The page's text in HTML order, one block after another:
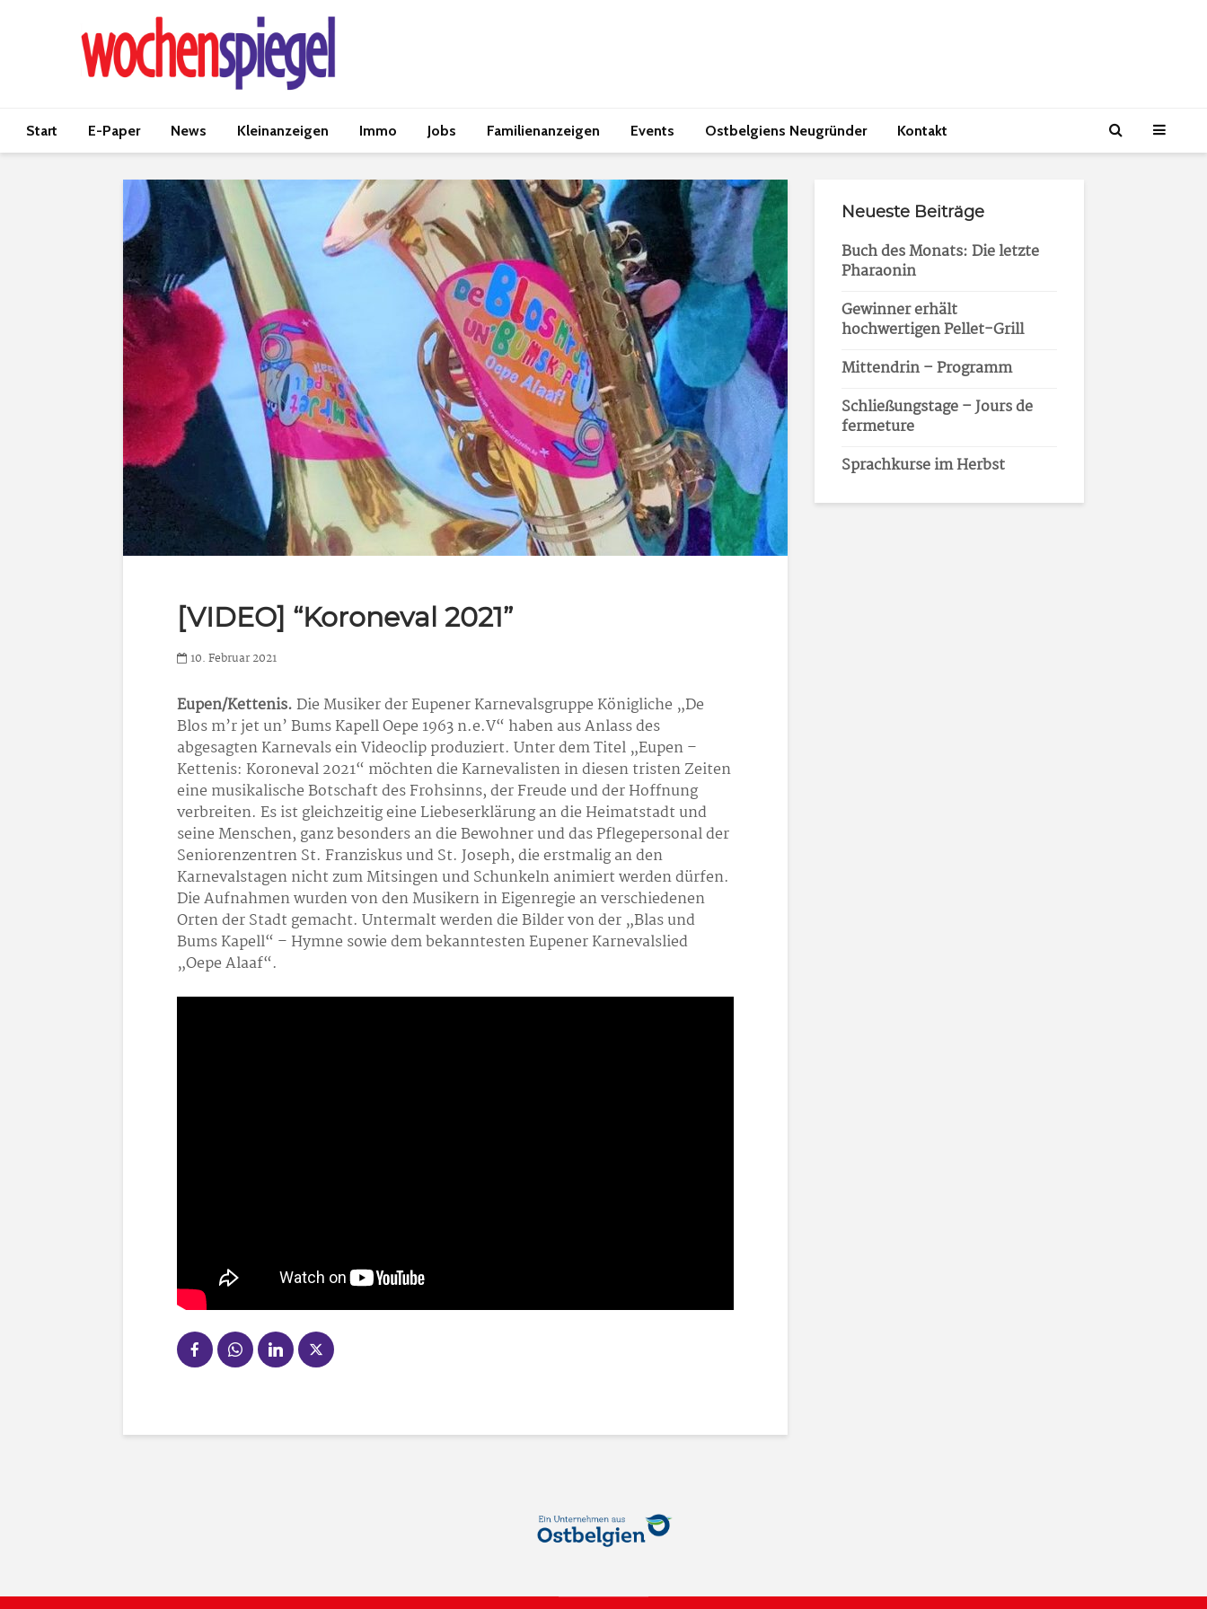
Start E-Paper News Kleinanzeigen Immo Jobs Familienanzeigen Events Ostbelgiens Neugründer Kontakt
[VIDEO] “Koroneval 2021”
10. Februar 2021
Eupen/Kettenis.Die Musiker der Eupener Karnevalsgruppe Königliche „De
Blos m’r jet un’ Bums Kapell Oepe 1963 n.e.V“ haben aus Anlass des
abgesagten Karnevals ein Videoclip produziert. Unter dem Titel „Eupen –
Kettenis: Koroneval 2021“ möchten die Karnevalisten in diesen tristen Zeiten
eine musikalische Botschaft des Frohsinns, der Freude und der Hoffnung
verbreiten. Es ist gleichzeitig eine Liebeserklärung an die Heimatstadt und
seine Menschen, ganz besonders an die Bewohner und das Pflegepersonal der
Seniorenzentren St. Franziskus und St. Joseph, die erstmalig an den
Karnevalstagen nicht zum Mitsingen und Schunkeln animiert werden dürfen.
Die Aufnahmen wurden von den Musikern in Eigenregie an verschiedenen
Orten der Stadt gemacht. Untermalt werden die Bilder von der „Blas und
Bums Kapell“ – Hymne sowie dem bekanntesten Eupener Karnevalslied
„Oepe Alaaf“.
Neueste Beiträge
Buch des Monats: Die letzte
Pharaonin
Gewinner erhält
hochwertigen Pellet-Grill
Mittendrin – Programm
Schließungstage – Jours de
fermeture
Sprachkurse im Herbst